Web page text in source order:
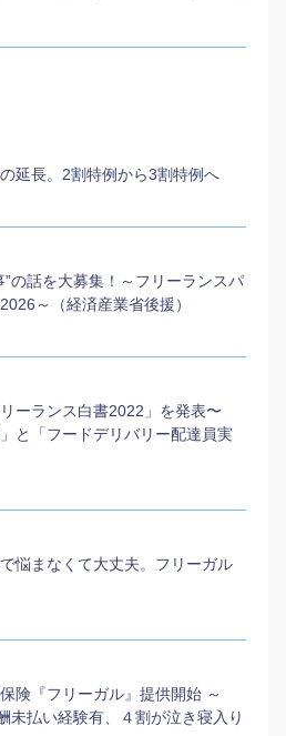
延長。2割特例から3割特例へ
の話を大募集！～フリーランスパ
～（経済産業省後援）
ーランス白書2022」を発表〜
と「フードデリバリー配達員実
悩まなくて大丈夫。フリーガル
険『フリーガル』提供開始 ～
未払い経験有、４割が泣き寝入り